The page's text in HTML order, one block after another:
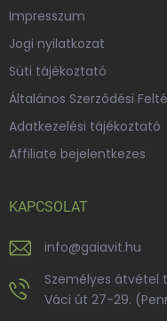
Impresszum
Jogi nyilatkozat
Süti tájékoztató
Általános Szerződési
Adatkezelési tájékoztató
Affiliate bejelentkezes
KAPCSOLAT
info@gaiavit.hu
Személyes átvétel
Váci út 27-29.